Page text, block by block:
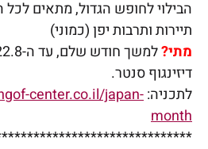
הבילוי לחופש הגדול, מתאים
תיירות ותרבות יפן (כמוני)
מתי?למשך חודש שלם, עד ה-22.8
דיזינגוף סנטר.
לתכניה:center.co.il/japan-
month